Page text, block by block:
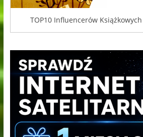
TOP10 Influencerów Książkowych